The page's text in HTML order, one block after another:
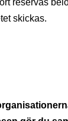
skickas.